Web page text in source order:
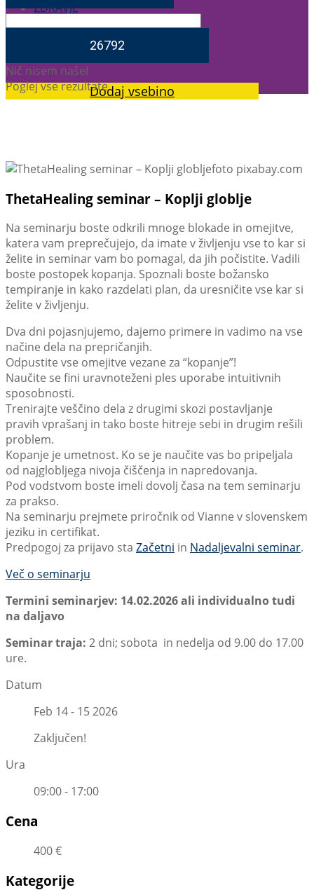
ZDRAVJE
Dodaj vsebino
Nič nisem našel
Poglej vse rezultate
foto pixabay.com
ThetaHealing seminar – Koplji globlje
Na seminarju boste odkrili mnoge blokade in omejitve,
katera vam preprečujejo, da imate v življenju vse to kar si
želite in seminar vam bo pomagal, da jih počistite. Vadili
boste postopek kopanja. Spoznali boste božansko
tempiranje in kako razdelati plan, da uresničite vse kar si
želite v življenju.
Dva dni pojasnjujemo, dajemo primere in vadimo na vse
načine dela na prepričanjih.
Odpustite vse omejitve vezane za “kopanje”!
Naučite se fini uravnoteženi ples uporabe intuitivnih
sposobnosti.
Trenirajte veščino dela z drugimi skozi postavljanje
pravih vprašanj in tako boste hitreje sebi in drugim rešili
problem.
Kopanje je umetnost. Ko se je naučite vas bo pripeljala
od najglobljega nivoja čiščenja in napredovanja.
Pod vodstvom boste imeli dovolj časa na tem seminarju
za prakso.
Na seminarju prejmete priročnik od Vianne v slovenskem
jeziku in certifikat.
Predpogoj za prijavo sta Začetni in Nadaljevalni seminar.
Več o seminarju
Termini seminarjev: 14.02.2026 ali individualno tudi
na daljavo
Seminar traja: 2 dni; sobota in nedelja od 9.00 do 17.00
ure.
Datum
Feb 14 - 15 2026
Zaključen!
Ura
09:00 - 17:00
Cena
400 €
Kategorije